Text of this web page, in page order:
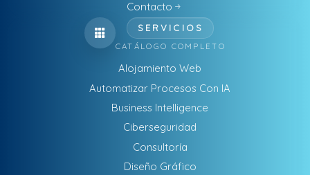
Contacto
SERVICIOS
CATÁLOGO COMPLETO
Alojamiento Web
Automatizar Procesos Con IA
Business Intelligence
Ciberseguridad
Consultoría
Diseño Gráfico